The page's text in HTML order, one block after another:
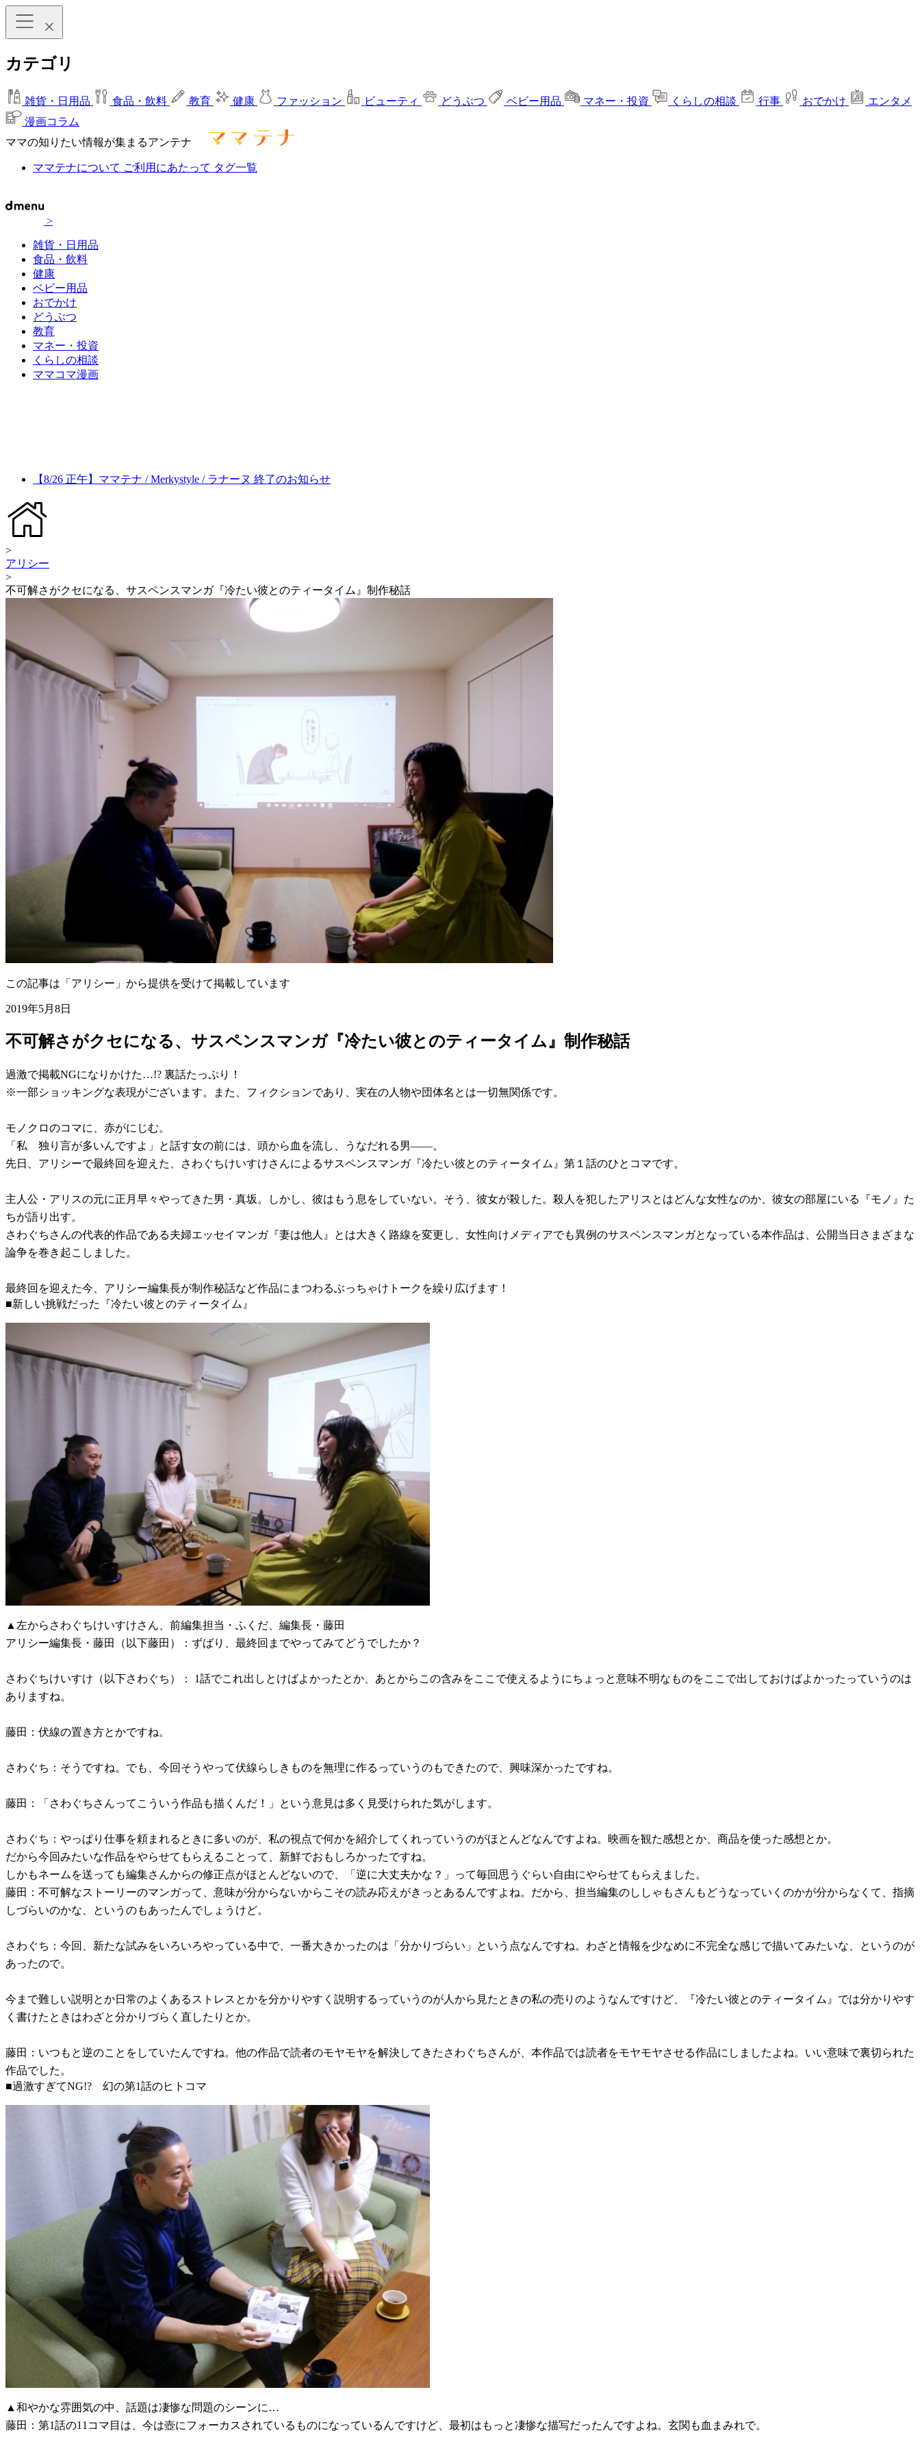
カテゴリ
雑貨・日用品 食品・飲料 教育 健康 ファッション ビューティ どうぶつ ベビー用品 マネー・投資 くらしの相談 行事 おでかけ
エンタメ
漫画コラム
ママの知りたい情報が集まるアンテナ
ママテナについて ご利用にあたって タグ一覧
>
雑貨・日用品
食品・飲料
健康
ベビー用品
おでかけ
どうぶつ
教育
マネー・投資
くらしの相談
ママコマ漫画
【8/26 正午】ママテナ / Merkystyle / ラナーヌ 終了のお知らせ
>
アリシー
>
不可解さがクセになる、サスペンスマンガ『冷たい彼とのティータイム』制作秘話
この記事は「アリシー」から提供を受けて掲載しています
2019年5月8日
不可解さがクセになる、サスペンスマンガ『冷たい彼とのティータイム』制作秘話
過激で掲載NGになりかけた…!? 裏話たっぷり！
※一部ショッキングな表現がございます。また、フィクションであり、実在の人物や団体名とは一切無関係です。
モノクロのコマに、赤がにじむ。
「私 独り言が多いんですよ」と話す女の前には、頭から血を流し、うなだれる男――。
先日、アリシーで最終回を迎えた、さわぐちけいすけさんによるサスペンスマンガ『冷たい彼とのティータイム』第１話のひとコマです。
主人公・アリスの元に正月早々やってきた男・真坂。しかし、彼はもう息をしていない。そう、彼女が殺した。殺人を犯したアリスとはどんな女性なのか、彼女の部屋にいる『モノ』た
ちが語り出す。
さわぐちさんの代表的作品である夫婦エッセイマンガ『妻は他人』とは大きく路線を変更し、女性向けメディアでも異例のサスペンスマンガとなっている本作品は、公開当日さまざまな
論争を巻き起こしました。
最終回を迎えた今、アリシー編集長が制作秘話など作品にまつわるぶっちゃけトークを繰り広げます！
■新しい挑戦だった『冷たい彼とのティータイム』
▲左からさわぐちけいすけさん、前編集担当・ふくだ、編集長・藤田
アリシー編集長・藤田（以下藤田）：ずばり、最終回までやってみてどうでしたか？
さわぐちけいすけ（以下さわぐち）： 1話でこれ出しとけばよかったとか、あとからこの含みをここで使えるようにちょっと意味不明なものをここで出しておけばよかったっていうのは
ありますね。
藤田：伏線の置き方とかですね。
さわぐち：そうですね。でも、今回そうやって伏線らしきものを無理に作るっていうのもできたので、興味深かったですね。
藤田：「さわぐちさんってこういう作品も描くんだ！」という意見は多く見受けられた気がします。
さわぐち：やっぱり仕事を頼まれるときに多いのが、私の視点で何かを紹介してくれっていうのがほとんどなんですよね。映画を観た感想とか、商品を使った感想とか。
だから今回みたいな作品をやらせてもらえることって、新鮮でおもしろかったですね。
しかもネームを送っても編集さんからの修正点がほとんどないので、「逆に大丈夫かな？」って毎回思うぐらい自由にやらせてもらえました。
藤田：不可解なストーリーのマンガって、意味が分からないからこその読み応えがきっとあるんですよね。だから、担当編集のししゃもさんもどうなっていくのかが分からなくて、指摘
しづらいのかな、というのもあったんでしょうけど。
さわぐち：今回、新たな試みをいろいろやっている中で、一番大きかったのは「分かりづらい」という点なんですね。わざと情報を少なめに不完全な感じで描いてみたいな、というのが
あったので。
今まで難しい説明とか日常のよくあるストレスとかを分かりやすく説明するっていうのが人から見たときの私の売りのようなんですけど、『冷たい彼とのティータイム』では分かりやす
く書けたときはわざと分かりづらく直したりとか。
藤田：いつもと逆のことをしていたんですね。他の作品で読者のモヤモヤを解決してきたさわぐちさんが、本作品では読者をモヤモヤさせる作品にしましたよね。いい意味で裏切られた
作品でした。
■過激すぎてNG!? 幻の第1話のヒトコマ
▲和やかな雰囲気の中、話題は凄惨な問題のシーンに…
藤田：第1話の11コマ目は、今は壺にフォーカスされているものになっているんですけど、最初はもっと凄惨な描写だったんですよね。玄関も血まみれで。